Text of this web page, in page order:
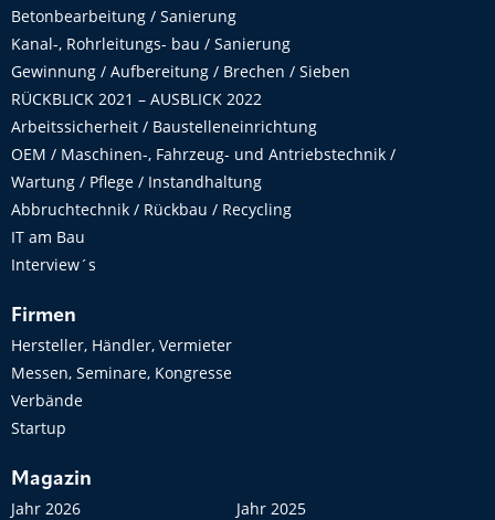
Betonbearbeitung / Sanierung
Kanal-, Rohrleitungs- bau / Sanierung
Gewinnung / Aufbereitung / Brechen / Sieben
RÜCKBLICK 2021 – AUSBLICK 2022
Arbeitssicherheit / Baustelleneinrichtung
OEM / Maschinen-, Fahrzeug- und Antriebstechnik /
Wartung / Pflege / Instandhaltung
Abbruchtechnik / Rückbau / Recycling
IT am Bau
Interview´s
Firmen
Hersteller, Händler, Vermieter
Messen, Seminare, Kongresse
Verbände
Startup
Magazin
Jahr 2026
Jahr 2025